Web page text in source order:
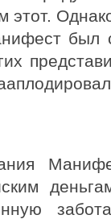
этот.
был